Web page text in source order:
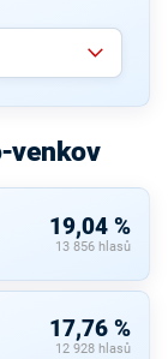
venkov
19,04 %
13 856 hlasů
17,76 %
12 928 hlasů